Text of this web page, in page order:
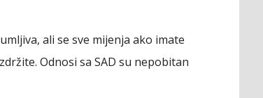
ali se sve mijenja ako imate
Odnosi sa SAD su nepobitan